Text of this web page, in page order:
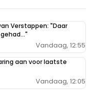
bij MB weghalen
Verstappen: "Daar
Vandaag, 12:55
aan voor laatste
Vandaag, 12:05